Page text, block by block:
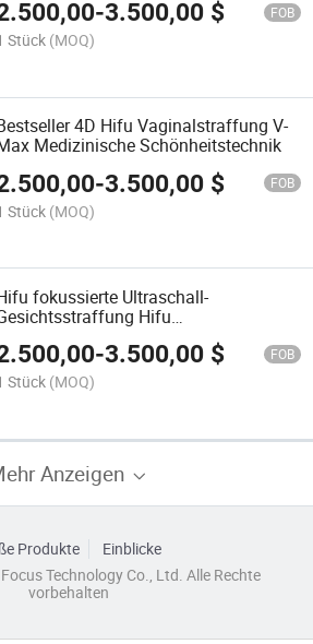
Kartuschen-3.500,00 $ FOB
Stück (MOQ)
4D Hifu Vaginalstraffung V-
Medizinische Schönheitstechnik
-3.500,00 $ FOB
Stück (MOQ)
fokussierte Ultraschall-
Hifu
-3.500,00 $ FOB
Stück (MOQ)
Anzeigen
Produkte
Einblicke
Technology Co., Ltd. Alle Rechte
vorbehalten